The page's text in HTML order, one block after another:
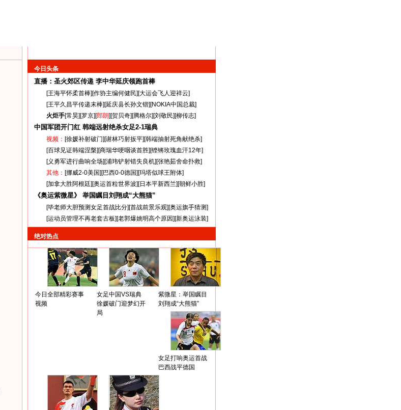
今日头条
直播：圣火郊区传递 李中华延庆领跑首棒
[王海平怀柔首棒][作协主编何健民][大运会飞人迎祥云]
[王平久昌平传递末棒][延庆县长孙文锴][NOKIA中国总裁]
火炬手[常昊][罗京][郎朗][贺贝奇][腾格尔][刘敬民][柳传志]
中国军团开门红 韩端远射绝杀女足2-1瑞典
视频： [徐媛补射破门][谢林巧射扳平][韩端抽射死角献绝杀]
[百球见证韩端涅槃][商瑞华哽咽谈首胜][铿锵玫瑰血汗12年]
[义勇军进行曲响全场][浦玮铲射错失良机][张艳茹舍命扑救]
其他： [挪威2-0美国][巴西0-0德国][玛塔似球王附体]
[加拿大胜阿根廷][奥运首粒世界波][日本平新西兰][朝鲜小胜]
《奥运紫微星》 举国瞩目刘翔成“大熊猫”
[毕老师大胆预测女足首战比分][首战前景乐观][奥运旗手猜测]
[运动员管理不再老套古板][老郭爆姚明高个原因][新奥运泳装]
绝对热点
今日全部精彩赛事
视频
女足中国VS瑞典
徐媛破门迎梦幻开
局
紫微星：举国瞩目
刘翔成“大熊猫”
女足打响奥运首战
巴西战平德国